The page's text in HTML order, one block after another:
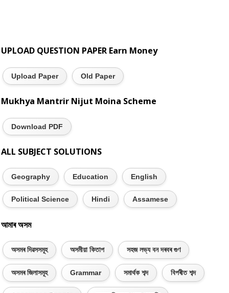
UPLOAD QUESTION PAPER Earn Money
Upload Paper Old Paper
Mukhya Mantrir Nijut Moina Scheme
Download PDF
ALL SUBJECT SOLUTIONS
Geography Education English
Political Science Hindi Assamese
আমাৰ অসম
অসমৰ দিৱসসমূহ অসমীয়া কিতাপ সহজ লভ্য বন দৰবৰ গুণ
অসমৰ জিলাসমূহ Grammar সমাৰ্থক শব্দ বিপৰীত শব্দ